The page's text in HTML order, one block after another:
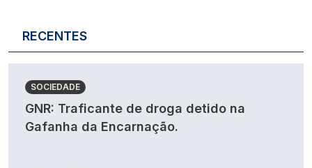
RECENTES
SOCIEDADE
GNR: Traficante de droga detido na
Gafanha da Encarnação.